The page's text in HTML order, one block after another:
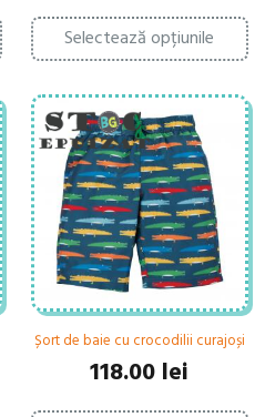
Acest
produs
are
multe
variații.
Opțiunile
pot
fi
alese
în
pagina
produsului.
Selectează opțiunile
fi
în
Șort de baie cu crocodilii curajoși
118.00 lei